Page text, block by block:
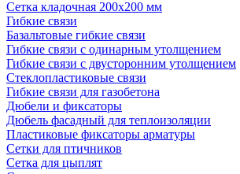
Сетка кладочная 200x200 мм
Гибкие связи
Базальтовые гибкие связи
Гибкие связи с одинарным утолщением
Гибкие связи с двусторонним утолщением
Стеклопластиковые связи
Гибкие связи для газобетона
Дюбели и фиксаторы
Дюбель фасадный для теплоизоляции
Пластиковые фиксаторы арматуры
Сетки для птичников
Сетка для цыплят